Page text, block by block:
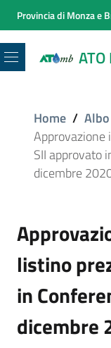
Provincia di Monza e
Menu
Home /
Approvazione
SII approvato
dicembre
listino
in
dicembre